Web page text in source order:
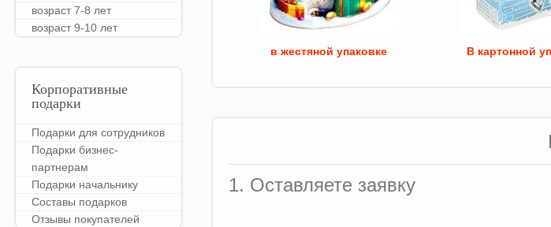
в жестяной упаковке В картонной
1. Оставляете заявку
возраст 7-8 лет
возраст 9-10 лет
Корпоративные
подарки
Подарки для сотрудников
Подарки бизнес-
партнерам
Подарки начальнику
Составы подарков
Отзывы покупателей